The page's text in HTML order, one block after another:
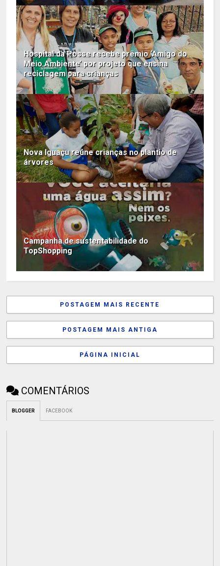
Hospital da Posse recebe prêmio ‘Amigo do
Meio Ambiente’ por projeto que ensina
reciclagem para crianças
Nova Iguaçu reúne crianças no plantio de
árvores
Campanha de sustentabilidade do
TopShopping
POSTAGEM MAIS RECENTE
POSTAGEM MAIS ANTIGA
PÁGINA INICIAL
COMENTÁRIOS
BLOGGER FACEBOOK